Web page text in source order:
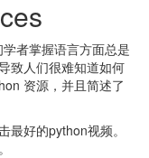
者掌握语言方面总是
致人们很难知道如何
资源，并且简述了
最好的python视频。
。